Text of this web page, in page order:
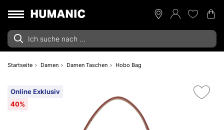
Startseite Damen Damen Taschen Hobo Bag
Online Exklusiv
40%